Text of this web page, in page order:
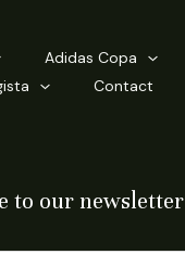
Adidas Copa
Contact
to our newsletter